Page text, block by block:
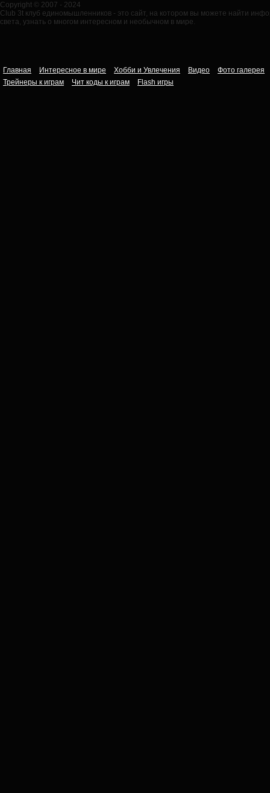
Copyright © 2007 - 2024
Club 3t клуб единомышленников - это сайт, на котором вы можете найти
света, узнать о многом интересном и необычном в мире.
Главная Интересное в мире Хобби и Увлечения Видео
Фото галерея
Трейнеры к играм
Чит коды к играм Flash игры